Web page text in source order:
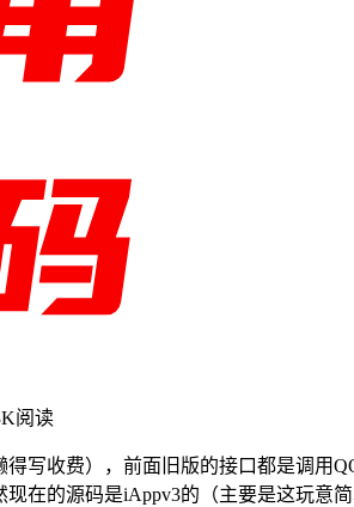
阅读
写收费），前面旧版的接口都是调用
在的源码是iAppv3的（主要是这玩意